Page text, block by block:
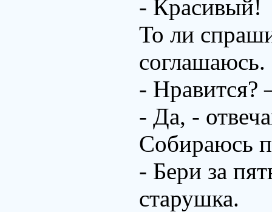
- Красивый!
То ли
соглашаюсь.
- Нравится?
- Да, -
Собираюсь
- Бери за
старушка.